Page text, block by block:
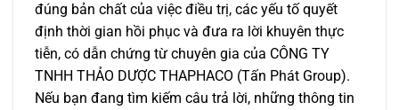
đúng bản chất của việc điều trị, các yếu tố quyết
định thời gian hồi phục và đưa ra lời khuyên thực
tiễn, có dẫn chứng từ chuyên gia của CÔNG TY
TNHH THẢO DƯỢC THAPHACO (Tấn Phát Group).
Nếu bạn đang tìm kiếm câu trả lời, những thông tin